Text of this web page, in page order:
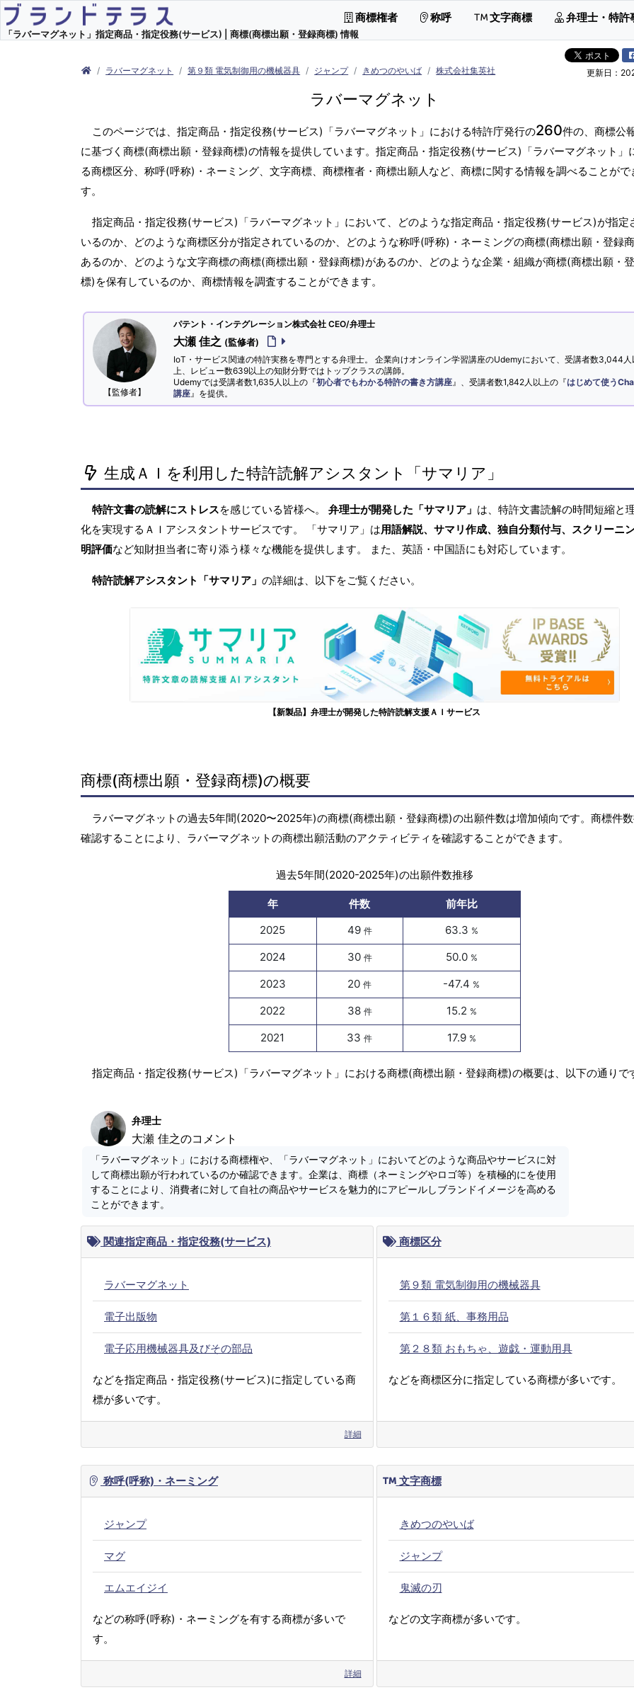
「ラバーマグネット」指定商品・指定役務(サービス) | 商標(商標出願・登録商標) 情報
商標権者 称呼 文字商標 弁理士・特許
ラバーマグネット 第９類 電気制御用の機械器具 ジャンプ きめつのやいば 株式会社集英社 更新日：
ラバーマグネット
このページでは、指定商品・指定役務(サービス)「ラバーマグネット」における特許庁発行の260件の、商標公
に基づく商標(商標出願・登録商標)の情報を提供しています。指定商品・指定役務(サービス)「ラバーマグネット」
る商標区分、称呼(呼称)・ネーミング、文字商標、商標権者・商標出願人など、商標に関する情報を調べることがで
す。
指定商品・指定役務(サービス)「ラバーマグネット」において、どのような指定商品・指定役務(サービス)が指定
いるのか、どのような商標区分が指定されているのか、どのような称呼(呼称)・ネーミングの商標(商標出願・登録
あるのか、どのような文字商標の商標(商標出願・登録商標)があるのか、どのような企業・組織が商標(商標出願・
標)を保有しているのか、商標情報を調査することができます。
【監修者】
パテント・インテグレーション株式会社 CEO/弁理士
大瀬 佳之 (監修者)
IoT・サービス関連の特許実務を専門とする弁理士。 企業向けオンライン学習講座のUdemyにおいて、受講者数3,044人
上、レビュー数639以上の知財分野ではトップクラスの講師。
Udemyでは受講者数1,635人以上の『初心者でもわかる特許の書き方講座 』、受講者数1,842人以上の『はじめて使う
講座 』を提供。
生成ＡＩを利用した特許読解アシスタント「サマリア」
特許文書の読解にストレスを感じている皆様へ。 弁理士が開発した「サマリア」 は、特許文書読解の時間短縮と
化を実現するＡＩアシスタントサービスです。 「サマリア」は用語解説、サマリ作成、独自分類付与、スクリーニ
明評価など知財担当者に寄り添う様々な機能を提供します。 また、英語・中国語にも対応しています。
特許読解アシスタント「サマリア」 の詳細は、以下をご覧ください。
【新製品】弁理士が開発した特許読解支援ＡＩサービス
商標(商標出願・登録商標)の概要
ラバーマグネットの過去5年間(2020〜2025年)の商標(商標出願・登録商標)の出願件数は増加傾向です。商標件
確認することにより、ラバーマグネットの商標出願活動のアクティビティを確認することができます。
過去5年間(2020-2025年)の出願件数推移
年 件数
前年比
2025
49 件 63.3 %
2024 30 件 50.0 %
2023 20件 -47.4 %
2022 38 件 15.2 %
2021 33件 17.9 %
指定商品・指定役務(サービス)「ラバーマグネット」における商標(商標出願・登録商標)の概要は、以下の通りで
弁理士
大瀬 佳之のコメント
「ラバーマグネット」における商標権や、「ラバーマグネット」においてどのような商品やサービスに対
して商標出願が行われているのか確認できます。企業は、商標（ネーミングやロゴ等）を積極的にを使用
することにより、消費者に対して自社の商品やサービスを魅力的にアピールしブランドイメージを高める
ことができます。
関連指定商品・指定役務(サービス)
ラバーマグネット
電子出版物
電子応用機械器具及びその部品
などを指定商品・指定役務(サービス)に指定している商
標が多いです。
詳細
商標区分
第９類 電気制御用の機械器具
第１６類 紙、事務用品
第２８類 おもちゃ、遊戯・運動用具
などを商標区分に指定している商標が多いです。
称呼(呼称)・ネーミング
ジャンプ
マグ
エムエイジイ
などの称呼(呼称)・ネーミングを有する商標が多いで
す。
詳細
文字商標
きめつのやいば
ジャンプ
鬼滅の刃
などの文字商標が多いです。